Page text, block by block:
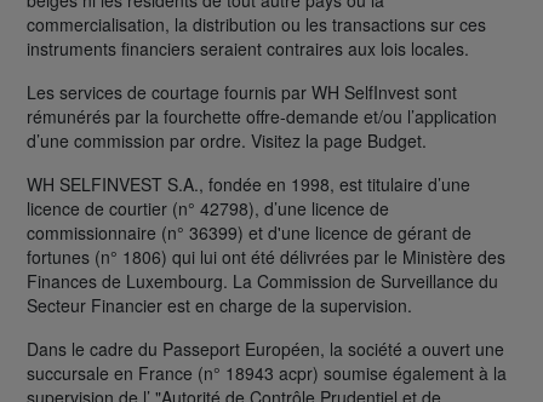
commercialisation, la distribution ou les transactions sur ces
instruments financiers seraient contraires aux lois locales.
Les services de courtage fournis par WH SelfInvest sont
rémunérés par la fourchette offre-demande et/ou l’application
d’une commission par ordre. Visitez la page Budget.
WH SELFINVEST S.A., fondée en 1998, est titulaire d’une
licence de courtier (n° 42798), d’une licence de
commissionnaire (n° 36399) et d'une licence de gérant de
fortunes (n° 1806) qui lui ont été délivrées par le Ministère des
Finances de Luxembourg. La Commission de Surveillance du
Secteur Financier est en charge de la supervision.
Dans le cadre du Passeport Européen, la société a ouvert une
succursale en France (n° 18943 acpr) soumise également à la
supervision de l’ "Autorité de Contrôle Prudentiel et de